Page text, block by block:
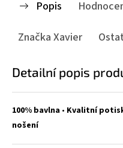
Popis
ZnačkaXavier
Detailní popis
100% bavlna • Kvalitní
nošení